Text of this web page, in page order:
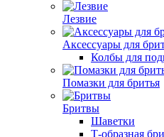
Лезвие
Аксессуары для
Колбы для
Помазки для бритья
Бритвы
Шаветки
Т-образная